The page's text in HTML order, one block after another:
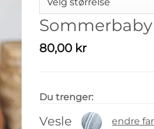
Sommerbaby
80,00 kr
Du trenger:
Vesle endre